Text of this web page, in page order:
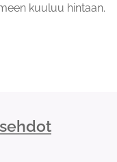
kuuluu hintaan.